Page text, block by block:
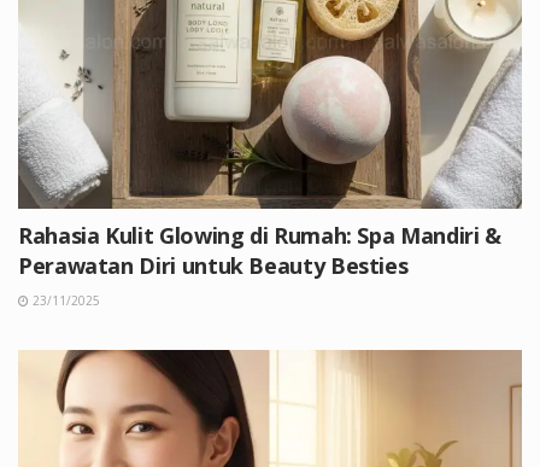
Rahasia Kulit Glowing di Rumah: Spa Mandiri &
Perawatan Diri untuk Beauty Besties
23/11/2025